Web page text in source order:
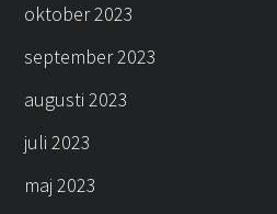
oktober 2023
september 2023
augusti 2023
juli 2023
maj 2023